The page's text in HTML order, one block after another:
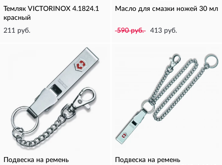
Темляк VICTORINOX 4.1824.1
красный
211 руб.
Масло для смазки ножей 30 мл
590 руб. 413 руб.
Подвеска на ремень
Подвеска на ремень